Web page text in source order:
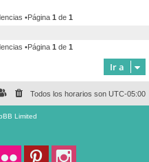
•Página 1 de 1
•Página 1 de 1
Ir a
Todos los horarios son UTC-05:00
Limited